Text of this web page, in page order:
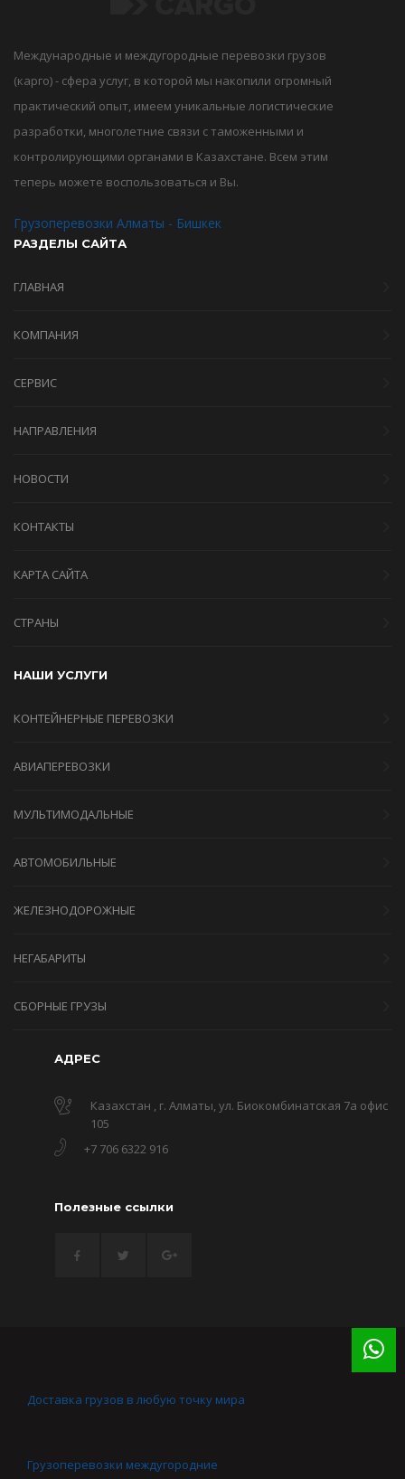
Международные и междугородные перевозки грузов
(карго) - сфера услуг, в которой мы накопили огромный
практический опыт, имеем уникальные логистические
разработки, многолетние связи с таможенными и
контролирующими органами в Казахстане. Всем этим
теперь можете воспользоваться и Вы.
Грузоперевозки Алматы - Бишкек
РАЗДЕЛЫ САЙТА
ГЛАВНАЯ
КОМПАНИЯ
СЕРВИС
НАПРАВЛЕНИЯ
НОВОСТИ
КОНТАКТЫ
КАРТА САЙТА
СТРАНЫ
НАШИ УСЛУГИ
КОНТЕЙНЕРНЫЕ ПЕРЕВОЗКИ
АВИАПЕРЕВОЗКИ
МУЛЬТИМОДАЛЬНЫЕ
АВТОМОБИЛЬНЫЕ
ЖЕЛЕЗНОДОРОЖНЫЕ
НЕГАБАРИТЫ
СБОРНЫЕ ГРУЗЫ
АДРЕС
Казахстан , г. Алматы, ул. Биокомбинатская 7а офис
105
+7 706 6322 916
Полезные ссылки
Доставка грузов в любую точку мира
Грузоперевозки междугородние